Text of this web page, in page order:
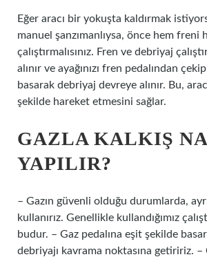
Eğer aracı bir yokuşta kaldırmak
manuel şanzımanlıysa, önce hem freni
çalıştırmalısınız. Fren ve debriyaj
alınır ve ayağınızı fren pedalından
basarak debriyaj devreye alınır. Bu,
şekilde hareket etmesini sağlar.
GAZLA KALKIŞ
YAPILIR?
– Gazın güvenli olduğu durumlarda,
kullanırız. Genellikle kullandığımız
budur. – Gaz pedalına eşit şekilde
debriyajı kavrama noktasına getiririz. –